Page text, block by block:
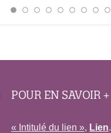
POUR EN SAVOIR +
« Intitulé du lien », Lien.